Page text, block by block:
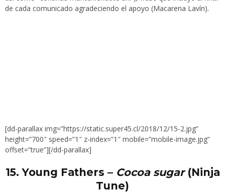
de cada comunicado agradeciendo el apoyo (Macarena Lavín).
[dd-parallax img=”https://static.super45.cl/2018/12/15-2.jpg”
height=”700″ speed=”1″ z-index=”1″ mobile=”mobile-image.jpg”
offset=”true”][/dd-parallax]
15. Young Fathers – Cocoa sugar(Ninja
Tune)